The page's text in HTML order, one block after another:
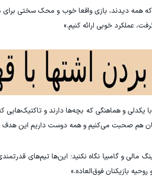
همه دیدند، بازی واقعا خوب و محک سختی برای
عملکرد خوبی ارائه کنیم.»
یکدلی و هماهنگی که بچه‌ها دارند و تاکتیک‌هایی
هم صحبت می‌کنیم و همه دوست داریم این هدف
بازیکنان فوق‌العاده.»